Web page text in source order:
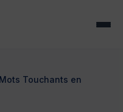
Touchants en